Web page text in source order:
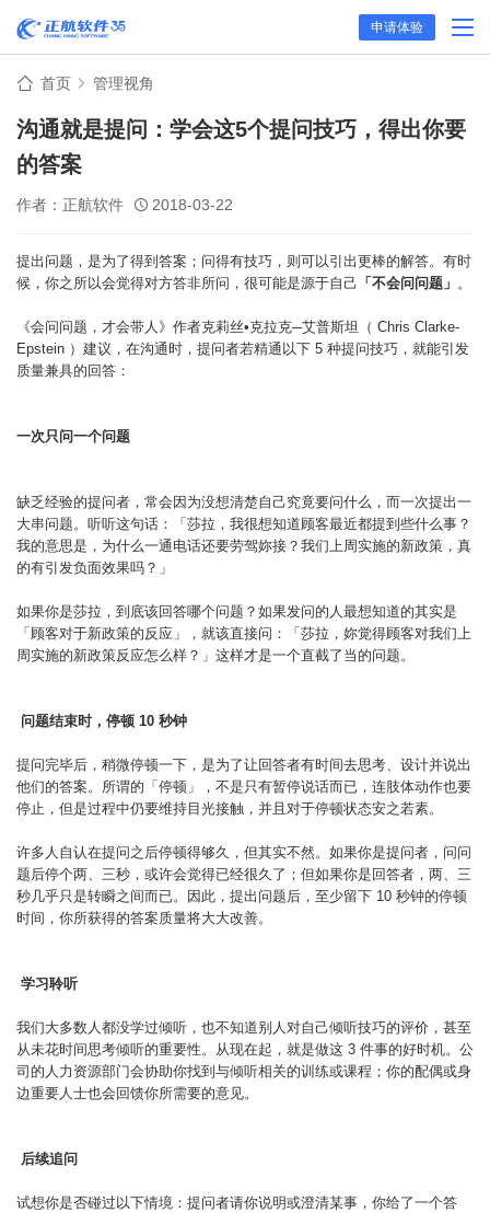
申请体验
首页 管理视角
沟通就是提问：学会这5个提问技巧，得出你要
的答案
作者：正航软件 2018-03-22
提出问题，是为了得到答案；问得有技巧，则可以引出更棒的解答。有时
候，你之所以会觉得对方答非所问，很可能是源于自己 「不会问问题」 。
《会问问题，才会带人》作者克莉丝•克拉克─艾普斯坦（ Chris Clarke-
Epstein ）建议，在沟通时，提问者若精通以下 5 种提问技巧，就能引发
质量兼具的回答：
一次只问一个问题
缺乏经验的提问者，常会因为没想清楚自己究竟要问什么，而一次提出一
大串问题。听听这句话：「莎拉，我很想知道顾客最近都提到些什么事？
我的意思是，为什么一通电话还要劳驾妳接？我们上周实施的新政策，真
的有引发负面效果吗？」
如果你是莎拉，到底该回答哪个问题？如果发问的人最想知道的其实是
「顾客对于新政策的反应」，就该直接问：「莎拉，妳觉得顾客对我们上
周实施的新政策反应怎么样？」这样才是一个直截了当的问题。
问题结束时，停顿 10 秒钟
提问完毕后，稍微停顿一下，是为了让回答者有时间去思考、设计并说出
他们的答案。所谓的「停顿」，不是只有暂停说话而已，连肢体动作也要
停止，但是过程中仍要维持目光接触，并且对于停顿状态安之若素。
许多人自认在提问之后停顿得够久，但其实不然。如果你是提问者，问问
题后停个两、三秒，或许会觉得已经很久了；但如果你是回答者，两、三
秒几乎只是转瞬之间而已。因此，提出问题后，至少留下 10 秒钟的停顿
时间，你所获得的答案质量将大大改善。
学习聆听
我们大多数人都没学过倾听，也不知道别人对自己倾听技巧的评价，甚至
从未花时间思考倾听的重要性。从现在起，就是做这 3 件事的好时机。公
司的人力资源部门会协助你找到与倾听相关的训练或课程；你的配偶或身
边重要人士也会回馈你所需要的意见。
后续追问
试想你是否碰过以下情境：提问者请你说明或澄清某事，你给了一个答